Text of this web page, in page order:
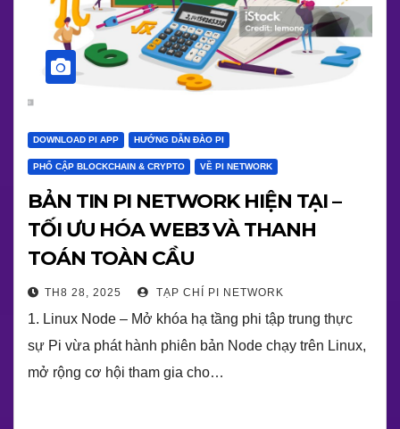
DOWNLOAD PI APP HƯỚNG DẪN ĐÀO PI
PHỔ CẬP BLOCKCHAIN & CRYPTO VỀ PI NETWORK
BẢN TIN PI NETWORK HIỆN TẠI –
TỐI ƯU HÓA WEB3 VÀ THANH
TOÁN TOÀN CẦU
TH8 28, 2025 TẠP CHÍ PI NETWORK
1. Linux Node – Mở khóa hạ tầng phi tập trung thực
sự Pi vừa phát hành phiên bản Node chạy trên Linux,
mở rộng cơ hội tham gia cho…